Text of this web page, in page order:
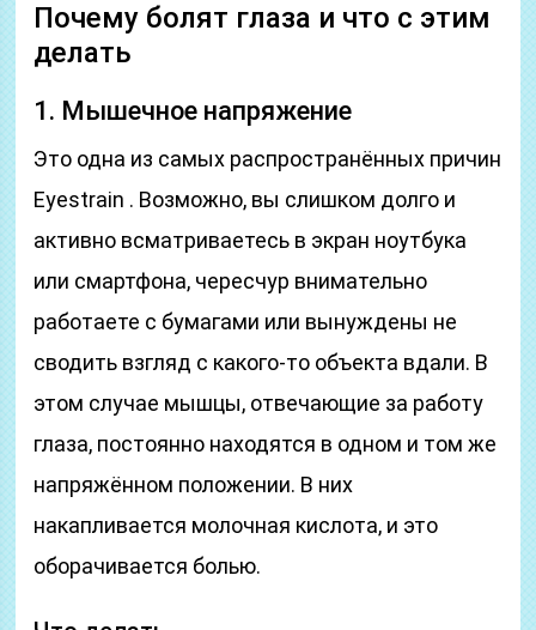
Почему болят глаза и что с этим
делать
1. Мышечное напряжение
Это одна из самых распространённых причин
Eyestrain . Возможно, вы слишком долго и
активно всматриваетесь в экран ноутбука
или смартфона, чересчур внимательно
работаете с бумагами или вынуждены не
сводить взгляд с какого-то объекта вдали. В
этом случае мышцы, отвечающие за работу
глаза, постоянно находятся в одном и том же
напряжённом положении. В них
накапливается молочная кислота, и это
оборачивается болью.